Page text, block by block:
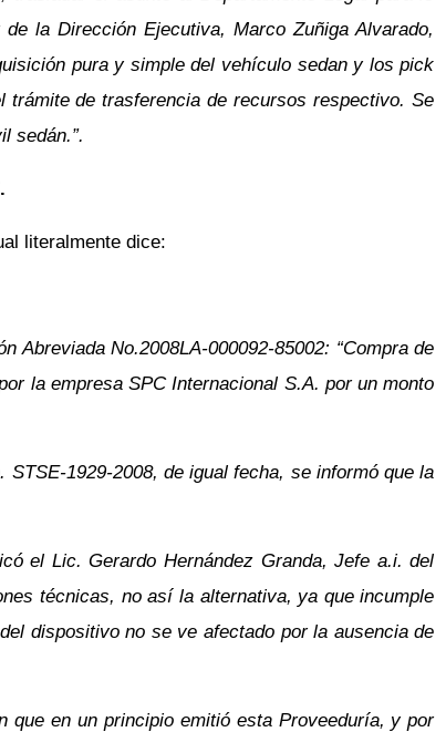
la Dirección Ejecutiva, Marco Zuñiga Alvarado,
pura y simple del vehículo sedan y los pick
de trasferencia de recursos respectivo. Se
sedán.”.
literalmente dice:
No.2008LA-000092-85002: “Compra de
la empresa SPC Internacional S.A. por un monto
1929-2008, de igual fecha, se informó que la
el Lic. Gerardo Hernández Granda, Jefe a.i. del
técnicas, no así la alternativa, ya que incumple
dispositivo no se ve afectado por la ausencia de
que en un principio emitió esta Proveeduría, y por